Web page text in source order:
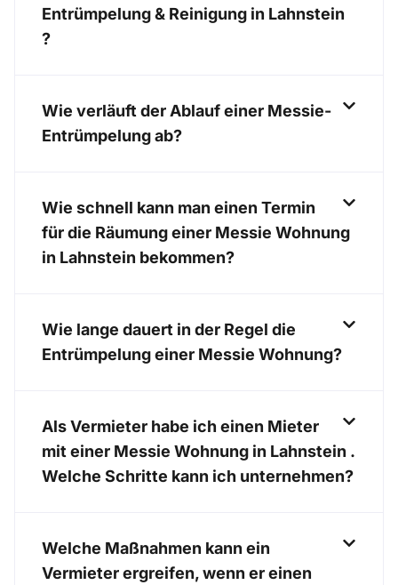
Entrümpelung & Reinigung in Lahnstein
?
Wie verläuft der Ablauf einer Messie-
Entrümpelung ab?
Wie schnell kann man einen Termin
für die Räumung einer Messie Wohnung
in Lahnstein bekommen?
Wie lange dauert in der Regel die
Entrümpelung einer Messie Wohnung?
Als Vermieter habe ich einen Mieter
mit einer Messie Wohnung in Lahnstein .
Welche Schritte kann ich unternehmen?
Welche Maßnahmen kann ein
Vermieter ergreifen, wenn er einen